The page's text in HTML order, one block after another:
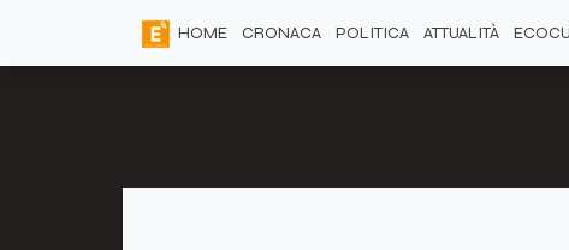
HOME CRONACA POLITICA ATTUALITÀ